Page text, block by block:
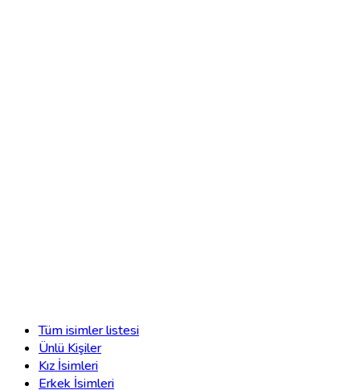
Tüm isimler listesi
Ünlü Kişiler
Kız İsimleri
Erkek İsimleri